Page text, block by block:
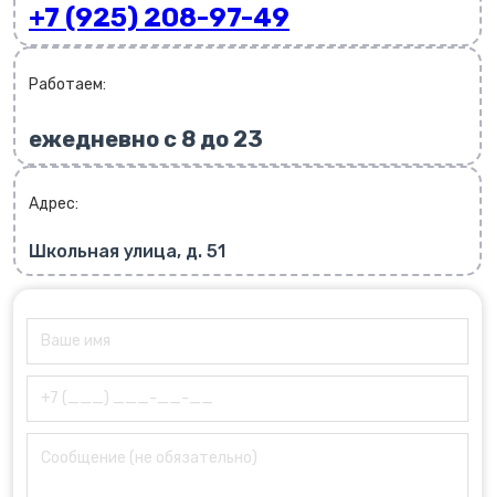
+7 (925) 208-97-49
Работаем:
ежедневно с 8 до 23
Адрес:
Школьная улица, д. 51